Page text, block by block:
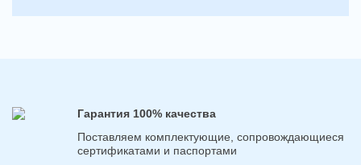
Гарантия 100% качества
Поставляем комплектующие, сопровождающиеся
сертификатами и паспортами